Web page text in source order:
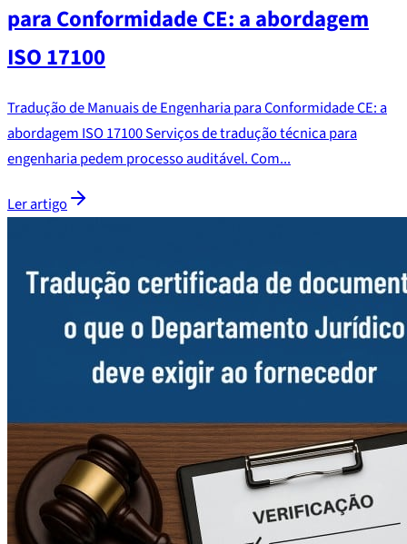
para Conformidade CE: a abordagem
ISO 17100
Tradução de Manuais de Engenharia para Conformidade CE: a
abordagem ISO 17100 Serviços de tradução técnica para
engenharia pedem processo auditável. Com...
Ler artigo